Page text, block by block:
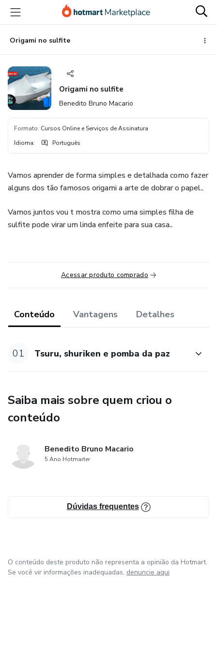
para
conteúdo
principal
para
pagamento
para
rodapé
Origami no sulfite
Origami no sulfite
Benedito Bruno Macario
Formato: Cursos Online e Serviços de Assinatura
Idioma: Português
Vamos aprender de forma simples e detalhada como fazer
alguns dos tão famosos origami a arte de dobrar o papel..
Vamos juntos vou t mostra como uma simples filha de
sulfite pode virar um linda enfeite para sua casa..
Acessar produto comprado
Conteúdo Vantagens Detalhes
01 Tsuru, shuriken e pomba da paz
Saiba mais sobre quem criou o
conteúdo
Benedito Bruno Macario
5 Ano Hotmarter
Dúvidas frequentes
O conteúdo deste produto não representa a opinião da Hotmart.
Se você vir informações inadequadas, denuncie aqui